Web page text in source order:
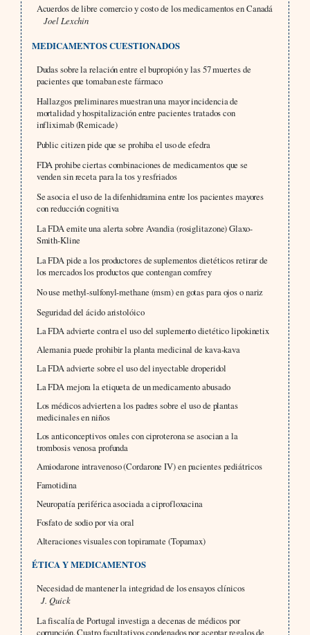
Acuerdos de libre comercio y costo de los medicamentos en Canadá
Joel Lexchin
MEDICAMENTOS CUESTIONADOS
Dudas sobre la relación entre el bupropión y las 57 muertes de
pacientes que tomaban este fármaco
Hallazgos preliminares muestran una mayor incidencia de
mortalidad y hospitalización entre pacientes tratados con
infliximab (Remicade)
Public citizen pide que se prohiba el uso de efedra
FDA prohibe ciertas combinaciones de medicamentos que se
venden sin receta para la tos y resfriados
Se asocia el uso de la difenhidramina entre los pacientes mayores
con reducción cognitiva
La FDA emite una alerta sobre Avandia (rosiglitazone) Glaxo-
Smith-Kline
La FDA pide a los productores de suplementos dietéticos retirar de
los mercados los productos que contengan comfrey
No use methyl-sulfonyl-methane (msm) en gotas para ojos o nariz
Seguridad del ácido aristolóico
La FDA advierte contra el uso del suplemento dietético lipokinetix
Alemania puede prohibir la planta medicinal de kava-kava
La FDA advierte sobre el uso del inyectable droperidol
La FDA mejora la etiqueta de un medicamento abusado
Los médicos advierten a los padres sobre el uso de plantas
medicinales en niños
Los anticonceptivos orales con ciproterona se asocian a la
trombosis venosa profunda
Amiodarone intravenoso (Cordarone IV) en pacientes pediátricos
Famotidina
Neuropatía periférica asociada a ciprofloxacina
Fosfato de sodio por via oral
Alteraciones visuales con topiramate (Topamax)
ÉTICA Y MEDICAMENTOS
Necesidad de mantener la integridad de los ensayos clínicos
J. Quick
La fiscalía de Portugal investiga a decenas de médicos por
corrupción. Cuatro facultativos condenados por aceptar regalos de